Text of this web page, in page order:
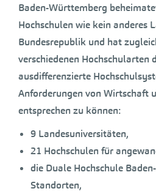
Baden-Württemberg
Hochschulen wie kein anderes
Bundesrepublik und hat
verschiedenen Hochschularten
ausdifferenzierte
Anforderungen von Wirtschaft
entsprechen zu können:
9 Landesuniversitäten,
21 Hochschulen für
die Duale Hochschule
Standorten,